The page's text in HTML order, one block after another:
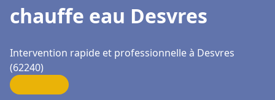
chauffe eau Desvres
Intervention rapide et professionnelle à Desvres
(62240)